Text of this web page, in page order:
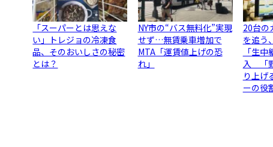
「スーパーとは思えな
い」トレジョの冷凍食
品、そのおいしさの秘密
とは？
NY市の“バス無料化”実現
せず…無賃乗車増加で
MTA「運賃値上げの恐
れ」
20台の
を追う
「生
入 「
り上げ
ーの役